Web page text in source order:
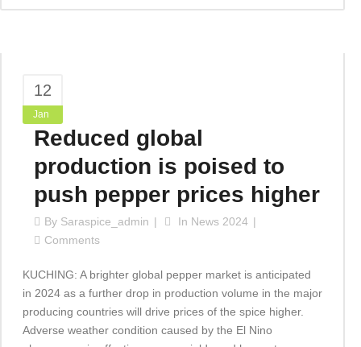
12
Jan
Reduced global
production is poised to
push pepper prices higher
By Saraspice_admin In News 2024
Comments
KUCHING: A brighter global pepper market is anticipated
in 2024 as a further drop in production volume in the major
producing countries will drive prices of the spice higher.
Adverse weather condition caused by the El Nino